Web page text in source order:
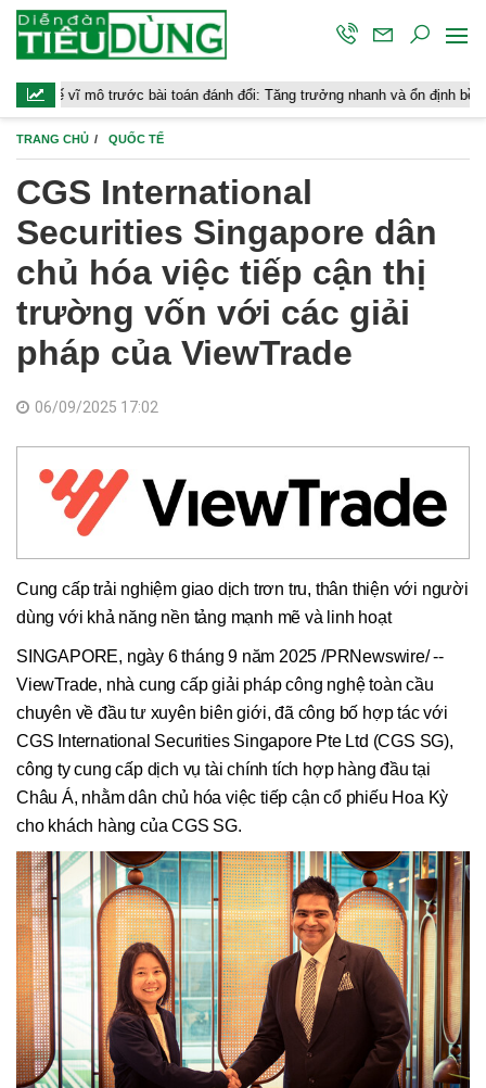
trước bài toán đánh đổi: Tăng trưởng nhanh và ổn định bền vững
TRANG CHỦ QUỐC TẾ
CGS International
Securities Singapore dân
chủ hóa việc tiếp cận thị
trường vốn với các giải
pháp của ViewTrade
06/09/2025 17:02
Cung cấp trải nghiệm giao dịch trơn tru, thân thiện với người
dùng với khả năng nền tảng mạnh mẽ và linh hoạt
SINGAPORE, ngày 6 tháng 9 năm 2025 /PRNewswire/ --
ViewTrade, nhà cung cấp giải pháp công nghệ toàn cầu
chuyên về đầu tư xuyên biên giới, đã công bố hợp tác với
CGS International Securities Singapore Pte Ltd (CGS SG),
công ty cung cấp dịch vụ tài chính tích hợp hàng đầu tại
Châu Á, nhằm dân chủ hóa việc tiếp cận cổ phiếu Hoa Kỳ
cho khách hàng của CGS SG.